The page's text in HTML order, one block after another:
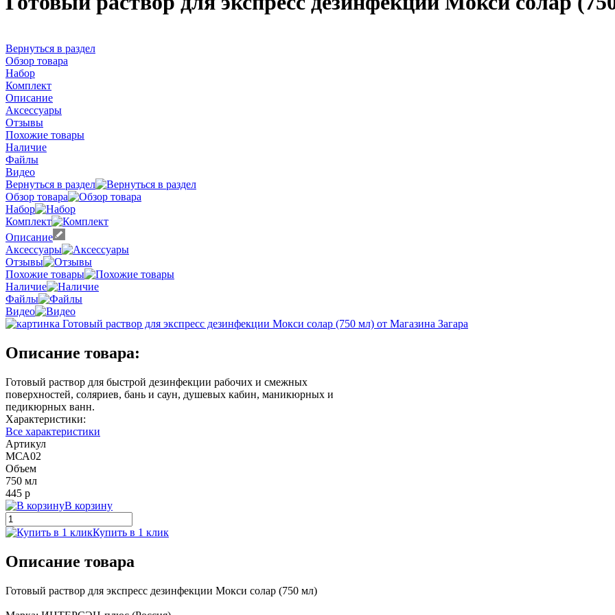
Вернуться в раздел
Обзор товара
Набор
Комплект
Описание
Аксессуары
Отзывы
Похожие товары
Наличие
Файлы
Видео
Вернуться в раздел
Обзор товара
Набор
Комплект
Описание
Аксессуары
Отзывы
Похожие товары
Наличие
Файлы
Видео
Описание товара:
Готовый раствор для быстрой дезинфекции рабочих и смежных
поверхностей, соляриев, бань и саун, душевых кабин, маникюрных и
педикюрных ванн.
Характеристики:
Все характеристики
Артикул
МСА02
Объем
750 мл
445 р
В корзину
Купить в 1 клик
Описание товара
Готовый раствор для экспресс дезинфекции Мокси солар (750 мл)